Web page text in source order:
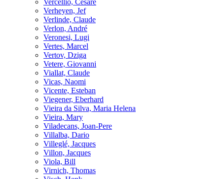
Vercellio, Cesare
Verheyen, Jef
Verlinde, Claude
Verlon, André
Veronesi, Lugi
Vertes, Marcel
Vertov, Dziga
Vetere, Giovanni
Viallat, Claude
Vicas, Naomi
Vicente, Esteban
Viegener, Eberhard
Vieira da Silva, Maria Helena
Vieira, Mary
Viladecans, Joan-Pere
Villalba, Dario
Villeglé, Jacques
Villon, Jacques
Viola, Bill
Virnich, Thomas